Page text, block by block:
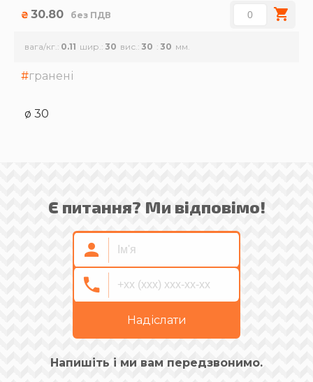
₴ 30.80 без ПДВ
вага/кг. 0.11 шир. 30 вис. 30 30
гранені
ø 30
Є питання? Ми відповімо!
Надіслати
Напишіть і ми вам передзвонимо.